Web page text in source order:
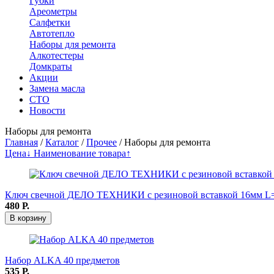
Ареометры
Салфетки
Автотепло
Наборы для ремонта
Алкотестеры
Домкраты
Акции
Замена масла
СТО
Новости
Наборы для ремонта
Главная /Каталог /Прочее /Наборы для ремонта
Цена↓ Наименование товара↑
Ключ свечной ДЕЛО ТЕХНИКИ с резиновой вставкой 16мм
480 Р.
В корзину
Набор ALKA 40 предметов
535 Р.